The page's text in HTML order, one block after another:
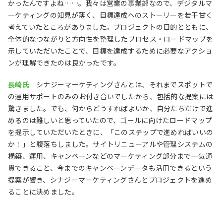
かったんですよね……。我々は営業の事業部なので、デジタルマ
ーケティングの知見が薄く、目標達成へのストーリーを若干甘く
考えていたところがありました。プロジェクトの目的とともに、
全体的なつながりと方向性を整理したプロセス・ロードマップを
示していただいたことで、目標を達成するために必要なアクショ
ンが理解できたのは良かったです。
長崎氏シナジーマーケティングさんとは、それまでスポットで
の運用サポートのみのお付き合いでしたから、包括的な提案には
驚きました。でも、何からどうすればよいか、自分たちだけで進
めるのは難しいと思っていたので、ゴールに向けたロードマップ
を提示していただいたときに、「このステップで進めればいいの
か！」と腹落ちしました。サイトリニューアルや管理システムの
構築、運用、キャンペーンなどのマーケティング部分まで一気通
貫できること、今までのキャンペーンデータも活用できるという
提案が響き、シナジーマーケティングさんとプロジェクトを進め
ることに決めました。